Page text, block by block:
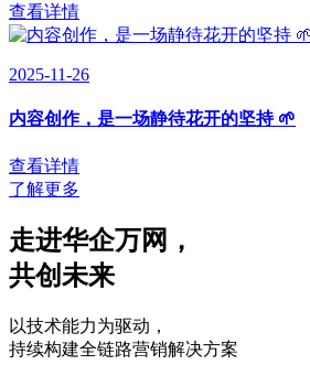
查看详情
2025-11-26
内容创作，是一场静待花开的坚持 🌱
查看详情
了解更多
走进华企万网 ，
共创未来
以技术能力为驱动 ，
持续构建全链路营销解决方案